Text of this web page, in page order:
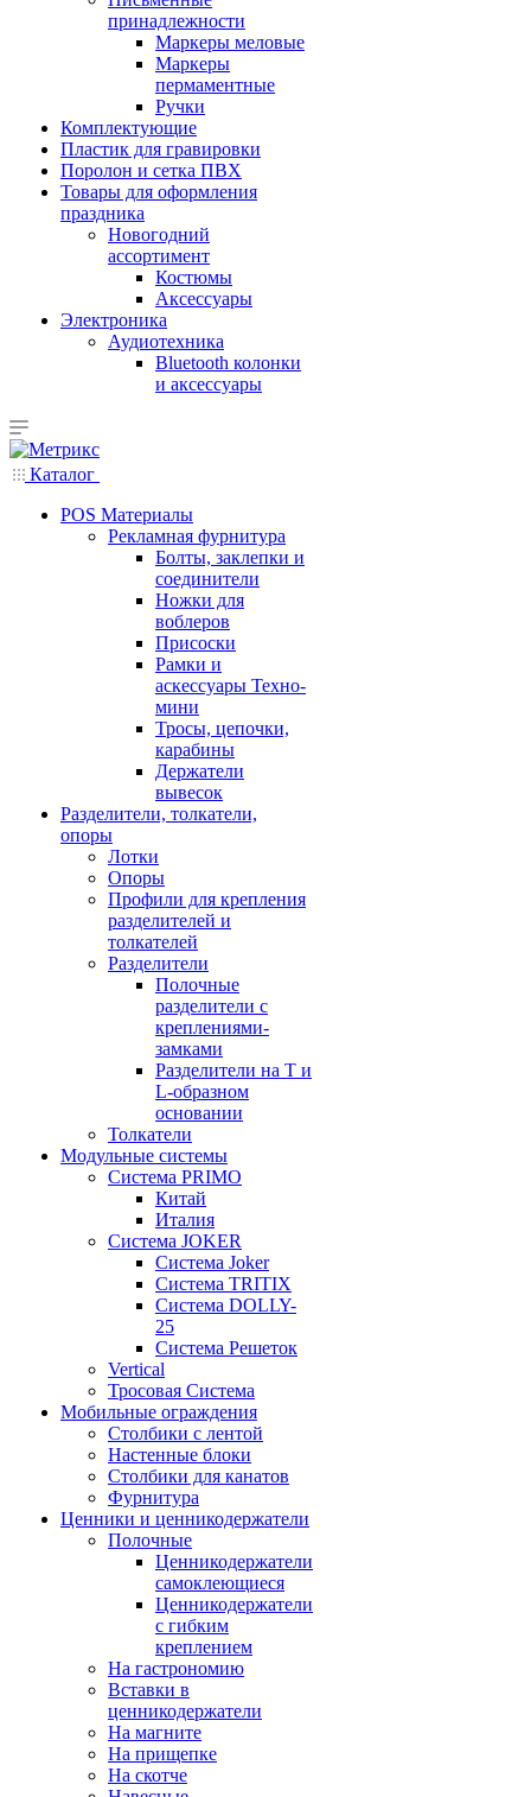
принадлежности
Маркеры меловые
Маркеры
пермаментные
Ручки
Комплектующие
Пластик для гравировки
Поролон и сетка ПВХ
Товары для оформления
праздника
Новогодний
ассортимент
Костюмы
Аксессуары
Электроника
Аудиотехника
Bluetooth колонки
и аксессуары
Каталог
POS Материалы
Рекламная фурнитура
Болты, заклепки и
соединители
Ножки для
воблеров
Присоски
Рамки и
аскессуары Техно-
мини
Тросы, цепочки,
карабины
Держатели
вывесок
Разделители, толкатели,
опоры
Лотки
Опоры
Профили для крепления
разделителей и
толкателей
Разделители
Полочные
разделители с
креплениями-
замками
Разделители на Т и
L-образном
основании
Толкатели
Модульные системы
Система PRIMO
Китай
Италия
Система JOKER
Система Joker
Система TRITIX
Система DOLLY-
25
Система Решеток
Vertical
Тросовая Система
Мобильные ограждения
Столбики с лентой
Настенные блоки
Столбики для канатов
Фурнитура
Ценники и ценникодержатели
Полочные
Ценникодержатели
самоклеющиеся
Ценникодержатели
с гибким
креплением
На гастрономию
Вставки в
ценникодержатели
На магните
На прищепке
На скотче